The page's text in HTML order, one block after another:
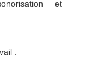
et
: